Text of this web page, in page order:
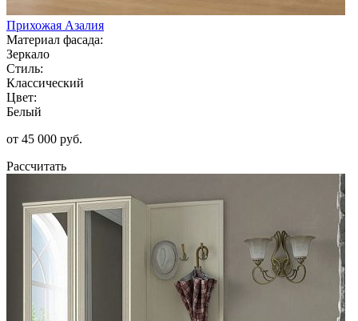
Прихожая Азалия
Материал фасада:
Зеркало
Стиль:
Классический
Цвет:
Белый
от 45 000 руб.
Рассчитать